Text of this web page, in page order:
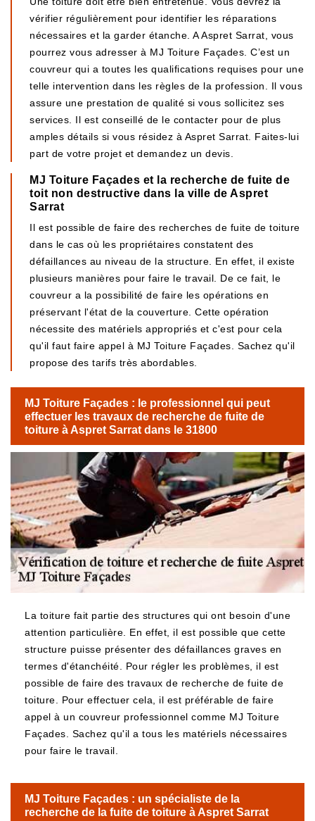
vérifier régulièrement pour identifier les réparations
nécessaires et la garder étanche. A Aspret Sarrat, vous
pourrez vous adresser à MJ Toiture Façades. C’est un
couvreur qui a toutes les qualifications requises pour une
telle intervention dans les règles de la profession. Il vous
assure une prestation de qualité si vous sollicitez ses
services. Il est conseillé de le contacter pour de plus
amples détails si vous résidez à Aspret Sarrat. Faites-lui
part de votre projet et demandez un devis.
MJ Toiture Façades et la recherche de fuite de
toit non destructive dans la ville de Aspret
Sarrat
Il est possible de faire des recherches de fuite de toiture
dans le cas où les propriétaires constatent des
défaillances au niveau de la structure. En effet, il existe
plusieurs manières pour faire le travail. De ce fait, le
couvreur a la possibilité de faire les opérations en
préservant l'état de la couverture. Cette opération
nécessite des matériels appropriés et c'est pour cela
qu'il faut faire appel à MJ Toiture Façades. Sachez qu'il
propose des tarifs très abordables.
MJ Toiture Façades : le professionnel qui peut
effectuer les travaux de recherche de fuite de
toiture à Aspret Sarrat dans le 31800
La toiture fait partie des structures qui ont besoin d'une
attention particulière. En effet, il est possible que cette
structure puisse présenter des défaillances graves en
termes d'étanchéité. Pour régler les problèmes, il est
possible de faire des travaux de recherche de fuite de
toiture. Pour effectuer cela, il est préférable de faire
appel à un couvreur professionnel comme MJ Toiture
Façades. Sachez qu'il a tous les matériels nécessaires
pour faire le travail.
MJ Toiture Façades : un spécialiste de la
recherche de la fuite de toiture à Aspret Sarrat